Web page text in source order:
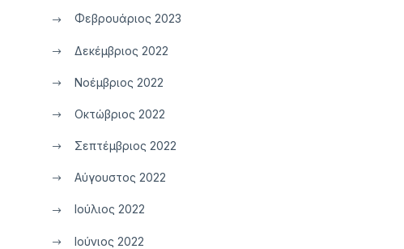
Φεβρουάριος 2023
Δεκέμβριος 2022
Νοέμβριος 2022
Οκτώβριος 2022
Σεπτέμβριος 2022
Αύγουστος 2022
Ιούλιος 2022
Ιούνιος 2022